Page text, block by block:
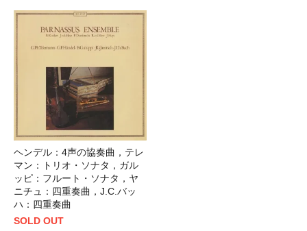
ヘンデル：4声の協奏曲，テレ
マン：トリオ・ソナタ，ガル
ッピ：フルート・ソナタ，ヤ
ニチュ：四重奏曲，J.C.バッ
ハ：四重奏曲
SOLD OUT